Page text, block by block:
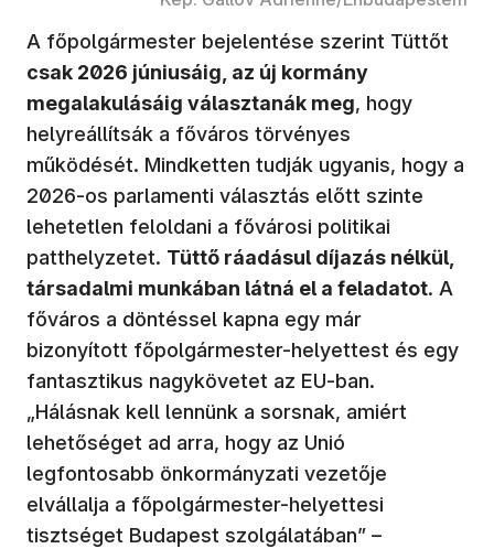
A főpolgármester bejelentése szerint Tüttőt
csak 2026 júniusáig, az új kormány
megalakulásáig választanák meg, hogy
helyreállítsák a főváros törvényes
működését. Mindketten tudják ugyanis, hogy a
2026-os parlamenti választás előtt szinte
lehetetlen feloldani a fővárosi politikai
patthelyzetet. Tüttő ráadásul díjazás nélkül,
társadalmi munkában látná el a feladatot. A
főváros a döntéssel kapna egy már
bizonyított főpolgármester-helyettest és egy
fantasztikus nagykövetet az EU-ban.
„Hálásnak kell lennünk a sorsnak, amiért
lehetőséget ad arra, hogy az Unió
legfontosabb önkormányzati vezetője
elvállalja a főpolgármester-helyettesi
tisztséget Budapest szolgálatában” –